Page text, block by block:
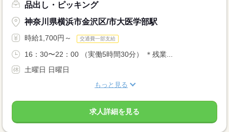
品出し・ピッキング
神奈川県横浜市金沢区/市大医学部駅
時給1,700円～ 交通費一部支給
16：30〜22：00 （実働5時間30分） ＊残業...
土曜日 日曜日
もっと見る
求人詳細を見る